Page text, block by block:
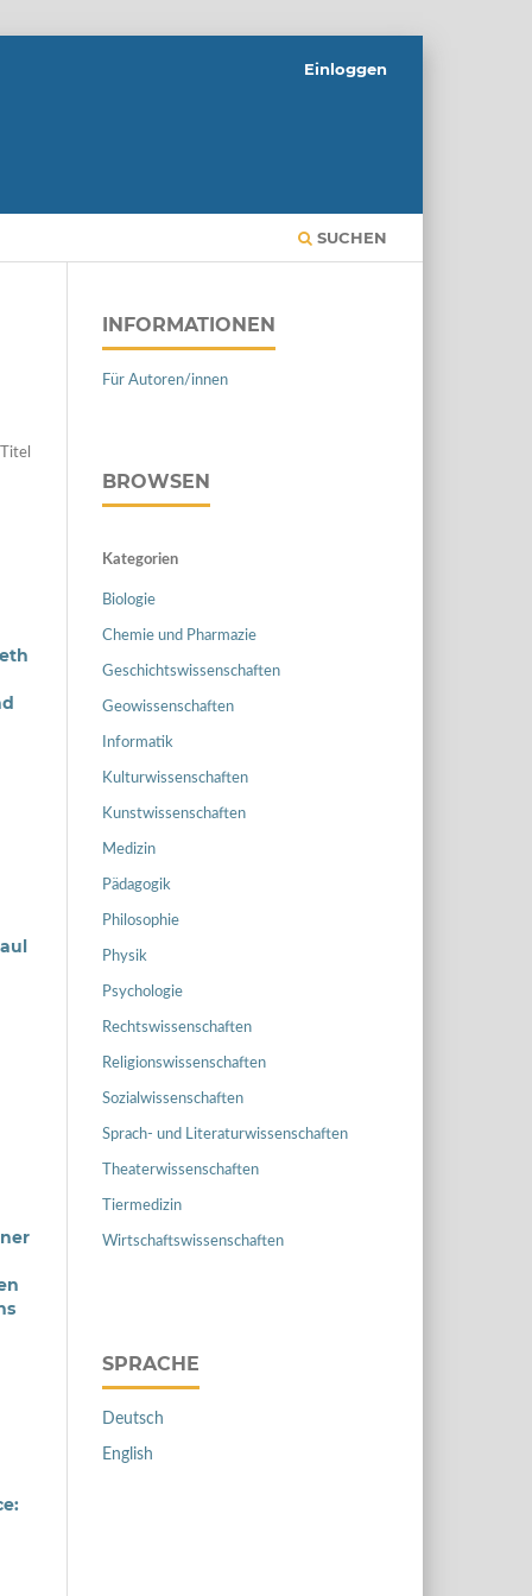
SUCHEN
Einloggen
INFORMATIONEN
Für Autoren/innen
BROWSEN
Kategorien
Biologie
Chemie und Pharmazie
Geschichtswissenschaften
Geowissenschaften
Informatik
Kulturwissenschaften
Kunstwissenschaften
Medizin
Pädagogik
Philosophie
Physik
Psychologie
Rechtswissenschaften
Religionswissenschaften
Sozialwissenschaften
Sprach- und Literaturwissenschaften
Theaterwissenschaften
Tiermedizin
Wirtschaftswissenschaften
SPRACHE
Deutsch
English